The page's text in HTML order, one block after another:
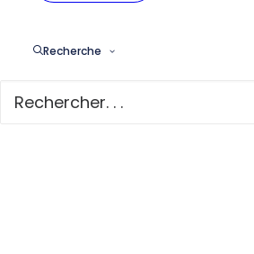
Recherche